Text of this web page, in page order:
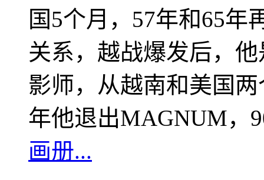
国5个月，57年和65年
关系，越战爆发后，
影师，从越南和美国
年他退出MAGNUM，
画册...